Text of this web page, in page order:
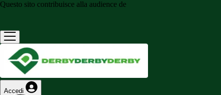
Questo sito contribuisce alla audience de
Accedi